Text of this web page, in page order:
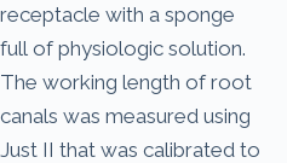
receptacle with a sponge
full of physiologic solution.
The working length of root
canals was measured using
Just II that was calibrated to